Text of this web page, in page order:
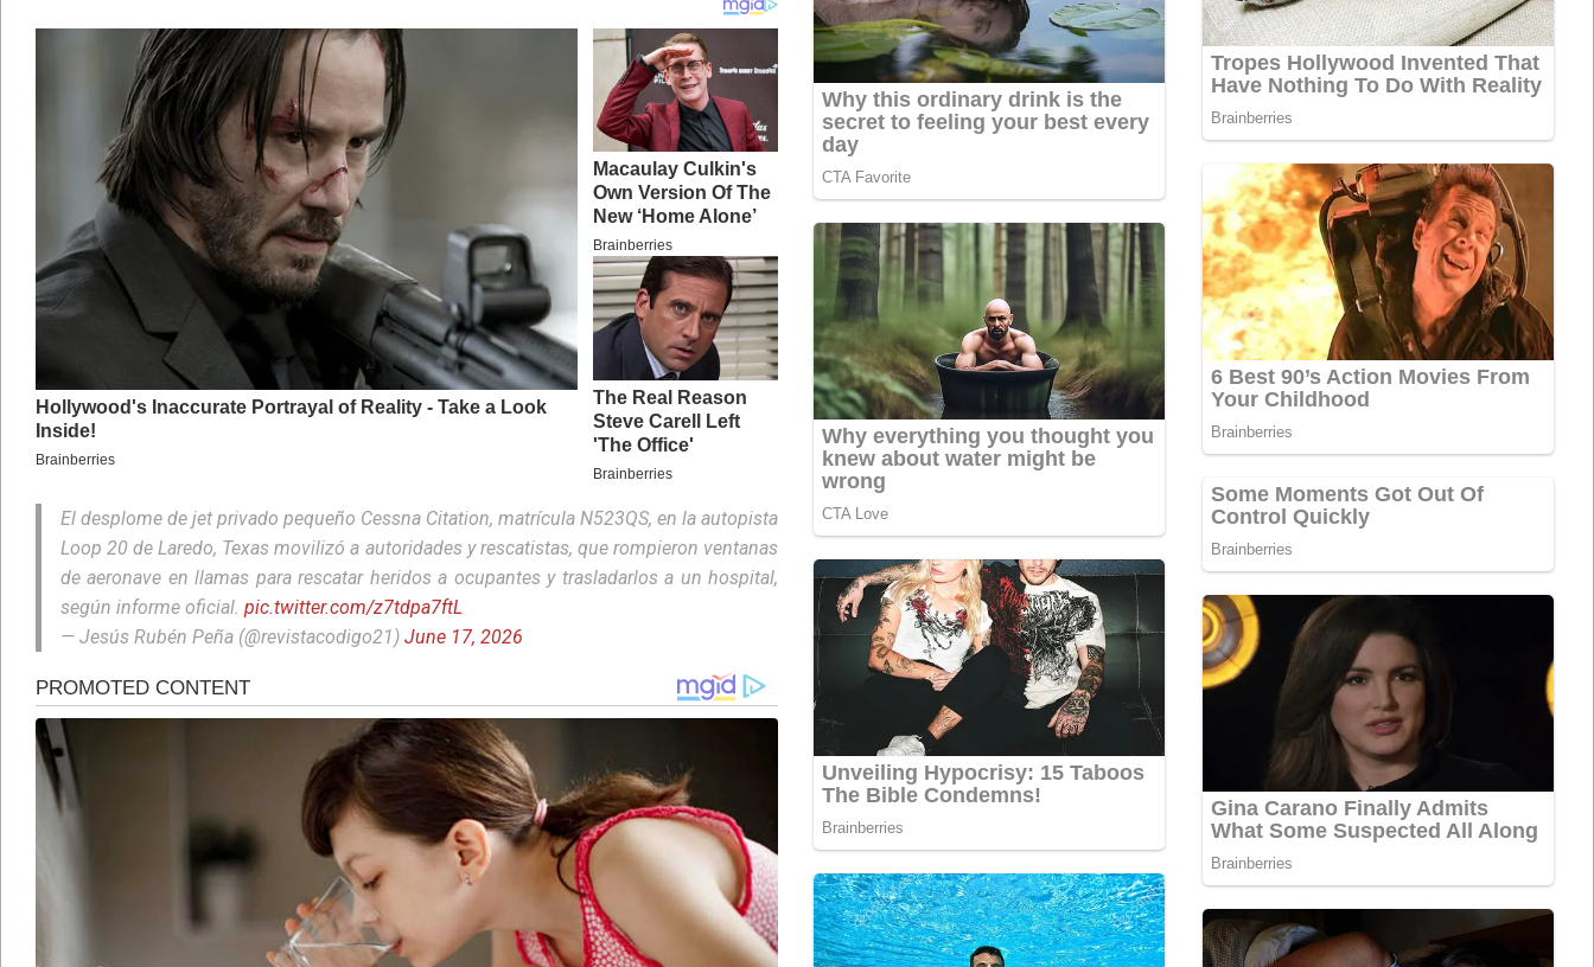
El desplome de jet privado pequeño Cessna Citation, matrícula N523QS, en la autopista
Loop 20 de Laredo, Texas movilizó a autoridades y rescatistas, que rompieron ventanas
de aeronave en llamas para rescatar heridos a ocupantes y trasladarlos a un hospital,
según informe oficial. pic.twitter.com/z7tdpa7ftL
— Jesús Rubén Peña (@revistacodigo21) June 17, 2026